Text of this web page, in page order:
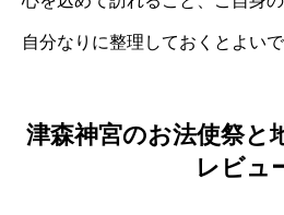
自分なりに整理しておくとよいで
津森神宮のお法使祭と
レビュ